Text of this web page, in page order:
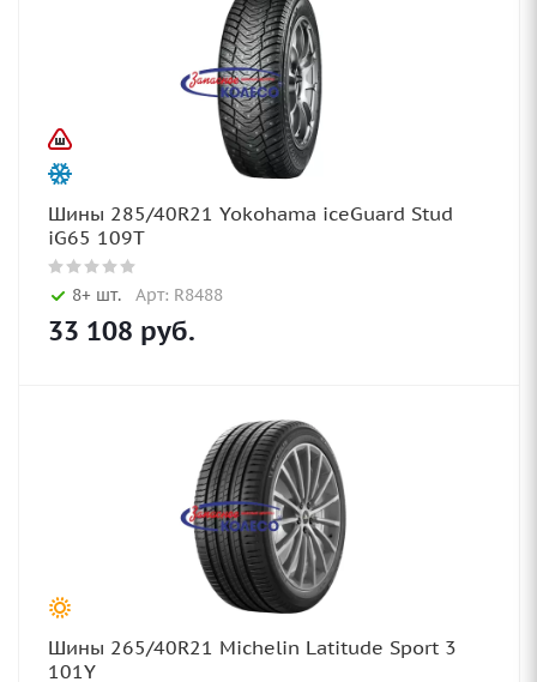
Шины 285/40R21 Yokohama iceGuard Stud
iG65 109T
8+ шт. Арт: R8488
33 108 руб.
Шины 265/40R21 Michelin Latitude Sport 3
101Y